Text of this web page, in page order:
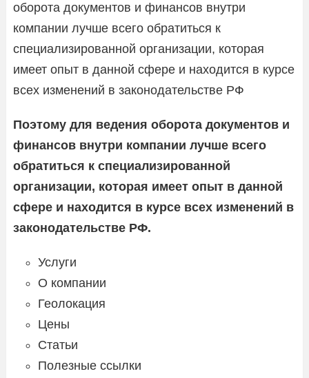
оборота документов и финансов внутри
компании лучше всего обратиться к
специализированной организации, которая
имеет опыт в данной сфере и находится в курсе
всех изменений в законодательстве РФ
Поэтому для ведения оборота документов и
финансов внутри компании лучше всего
обратиться к специализированной
организации, которая имеет опыт в данной
сфере и находится в курсе всех изменений в
законодательстве РФ.
Услуги
О компании
Геолокация
Цены
Статьи
Полезные ссылки